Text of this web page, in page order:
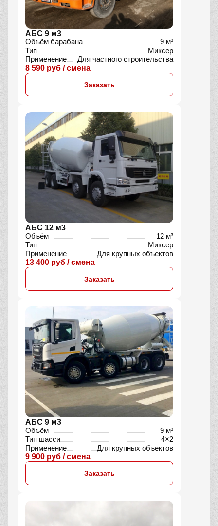
АБС 9 м3
Объём барабана
9 м³
Тип
Миксер
Применение
Для частного строительства
8 590 руб / смена
Заказать
АБС 12 м3
Объём
12 м³
Тип
Миксер
Применение
Для крупных объектов
13 400 руб / смена
Заказать
АБС 9 м3
Объём
9 м³
Тип шасси
4×2
Применение
Для крупных объектов
9 900 руб / смена
Заказать